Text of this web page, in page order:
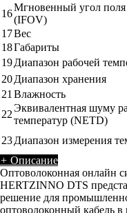
16
Мгновенный угол поля
(IFOV)
17Вес
18Габариты
19Диапазон рабочей
20Диапазон хранения
21 Влажность
22
Эквивалентная шуму
температур (NETD)
23Диапазон измерения
+ Описание
Оптоволоконная онлайн
HERTZINNO DTS
решение для
оптоволоконный кабель в